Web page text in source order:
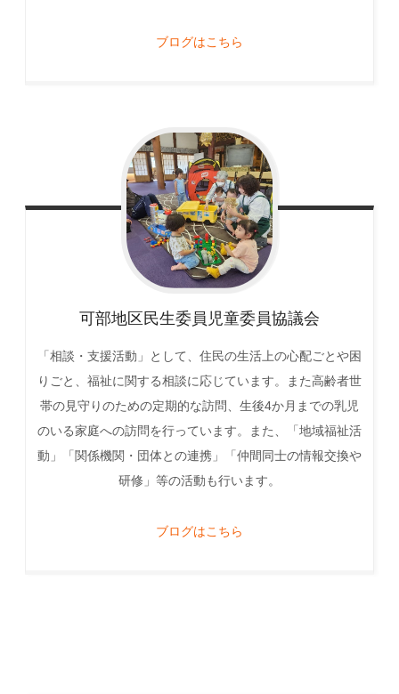
ブログはこちら
可部地区民生委員児童委員協議会
「相談・支援活動」として、住民の生活上の心配ごとや困
りごと、福祉に関する相談に応じています。また高齢者世
帯の見守りのための定期的な訪問、生後4か月までの乳児
のいる家庭への訪問を行っています。また、「地域福祉活
動」「関係機関・団体との連携」「仲間同士の情報交換や
研修」等の活動も行います。
ブログはこちら